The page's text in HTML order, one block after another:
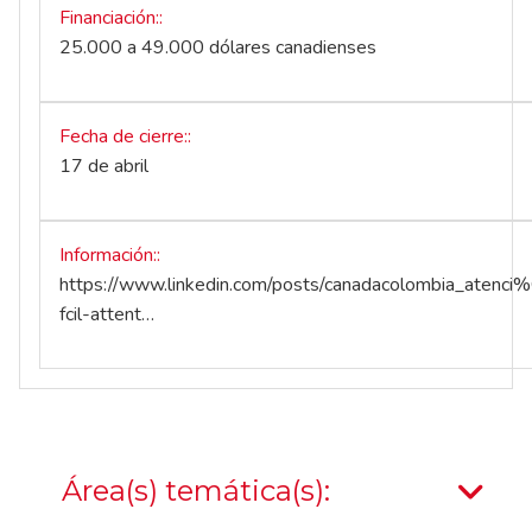
Financiación:
25.000 a 49.000 dólares canadienses
Fecha de cierre:
17 de abril
Información:
https://www.linkedin.com/posts/
fcil-attent…
Área(s) temática(s):